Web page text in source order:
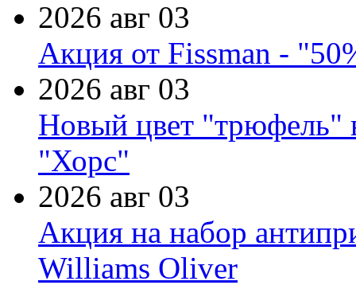
2026 авг 03
Акция от Fissman -
2026 авг 03
Новый цвет "трюфель"
"Хорс"
2026 авг 03
Акция на набор
Williams Oliver